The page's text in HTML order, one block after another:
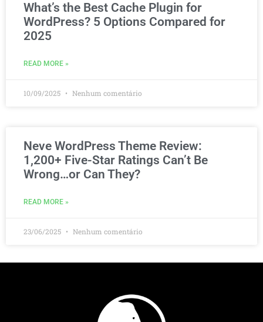
What’s the Best Cache Plugin for
WordPress? 5 Options Compared for
2025
READ MORE »
10/09/2025 Nenhum comentário
Neve WordPress Theme Review:
1,200+ Five-Star Ratings Can’t Be
Wrong…or Can They?
READ MORE »
23/06/2025 Nenhum comentário